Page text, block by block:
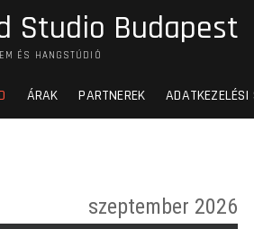
Studio Budapest
ÉS HANGSTÚDIÓ
ÁRAK PARTNEREK
szeptember 2026